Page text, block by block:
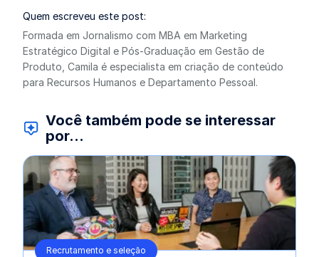
Quem escreveu este post:
Formada em Jornalismo com MBA em Marketing
Estratégico Digital e Pós-Graduação em Gestão de
Produto, Camila é especialista em criação de conteúdo
para Recursos Humanos e Departamento Pessoal.
Você também pode se interessar
por...
Recrutamento e seleção